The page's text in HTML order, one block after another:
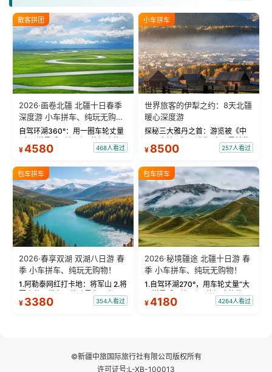
散客拼团
2026·画卷北疆 北疆十日春季
深度游 小车拼车、纯玩无购
物！
自驾环湖360°：用一圈车轮丈量
“大西洋最后一滴眼泪”的极致蔚
蓝。 赛湖旅拍：甄选多款风格服
绝美瞬间。 赛湖坦克300跟车视
频：专业摄影师...
¥4580 468人看过
小车拼车
世界旅客的伊犁之约：8天北疆
暖心深度游
探秘三大雅丹之首：游览被《中
国国家地理》评选为“中国最美的
三大雅丹”第一名的克拉玛依魔鬼
瓦人最大村落——禾木村，欣赏
晨雾与小木...
¥ 8500 257人看过
包车拼车
2026·春享双湖 双湖八日游 春
季 小车拼车、纯玩无购物！
1.阿勒泰网红打卡地：将军山 2.将
军山落日缆车，体验雪都风光 3.
将军山，夕阳派对，蹦迪party 4.
¥ 3380 354人看过
包车拼车
2026·秘境疆途 北疆十日游 春
季 小车拼车、纯玩无购物！
1.自驾环湖270°，用车轮丈量“大
西洋最后一滴眼泪”的极致蔚蓝，
让雪山、花海与深邃湖水在转弯
¥4180 4264人看过
©新疆中旅国际旅行社有限公司版权所有
许可证号:L-XB-100013